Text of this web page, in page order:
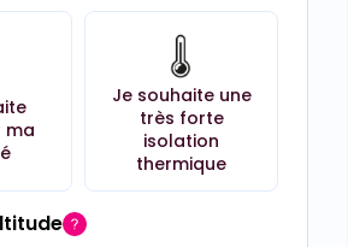
ma
Je souhaite une
très forte
isolation
thermique